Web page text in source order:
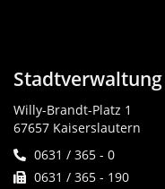
Willy-Brandt-Platz 1
67657 Kaiserslautern
0631 / 365 - 0
0631 / 365 - 190